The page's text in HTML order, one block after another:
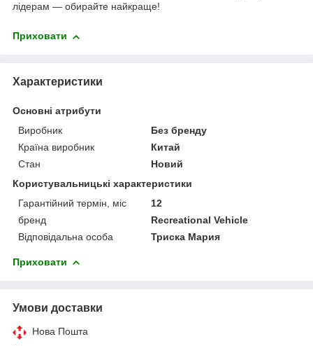
лідерам — обирайте найкраще!
Приховати
Характеристики
Основні атрибути
Виробник
Без бренду
Країна виробник
Китай
Стан
Новий
Користувальницькі характеристики
Гарантійний термін, міс
12
бренд
Recreational Vehicle
Відповідальна особа
Триска Мария
Приховати
Умови доставки
Нова Пошта